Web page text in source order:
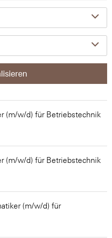
(m/w/d) für Betriebstechnik
(m/w/d) für Betriebstechnik
(m/w/d) für